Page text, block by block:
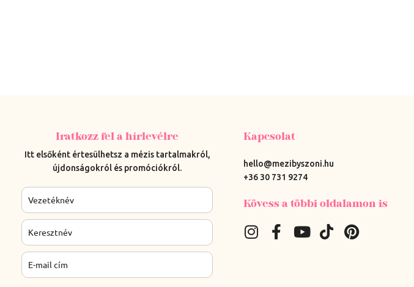
Iratkozz fel a hírlevélre
Itt elsőként értesülhetsz a mézis tartalmakról,
újdonságokról és promóciókról.
Kapcsolat
hello@mezibyszoni.hu
+36 30 731 9274
Kövess a többi oldalamon is